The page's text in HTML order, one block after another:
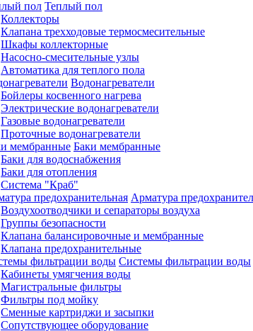
Теплый пол
Коллекторы
Клапана трехходовые термосмесительные
Шкафы коллекторные
Насосно-смесительные узлы
Автоматика для теплого пола
Водонагреватели
Бойлеры косвенного нагрева
Электрические водонагреватели
Газовые водонагреватели
Проточные водонагреватели
Баки мембранные
Баки для водоснабжения
Баки для отопления
Система "Краб"
Арматура
Воздухоотводчики и сепараторы воздуха
Группы безопасности
Клапана балансировочные и мембранные
Клапана предохранительные
Системы фильтрации воды
Кабинеты умягчения воды
Магистральные фильтры
Фильтры под мойку
Сменные картриджи и засыпки
Сопутствующее оборудование